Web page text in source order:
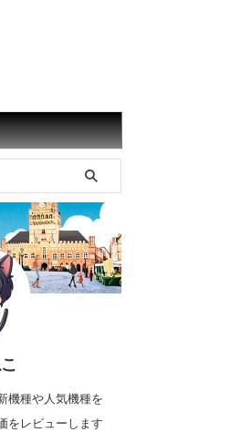
機種や人気機種を
をレビューします